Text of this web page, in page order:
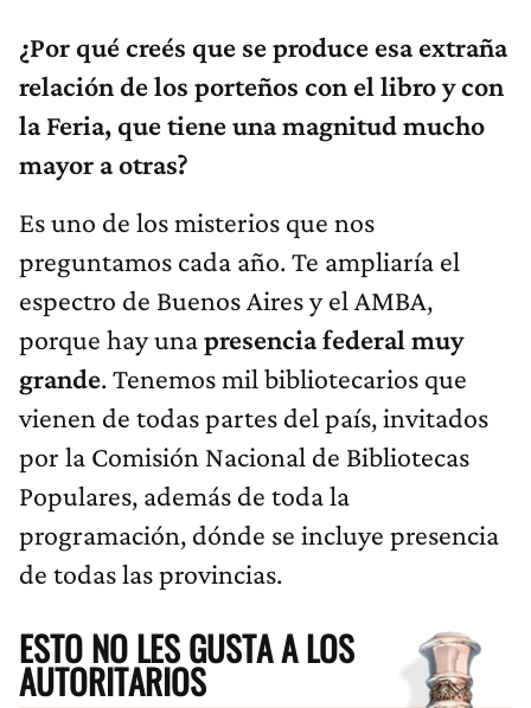
¿Por qué creés que se produce esa extraña
relación de los porteños con el libro y con
la Feria, que tiene una magnitud mucho
mayor a otras?
Es uno de los misterios que nos
preguntamos cada año. Te ampliaría el
espectro de Buenos Aires y el AMBA,
porque hay unapresencia federal muy
grande. Tenemos mil bibliotecarios que
vienen de todas partes del país, invitados
por la Comisión Nacional de Bibliotecas
Populares, además de toda la
programación, dónde se incluye presencia
de todas las provincias.
ESTO NO LES GUSTA A LOS
AUTORITARIOS